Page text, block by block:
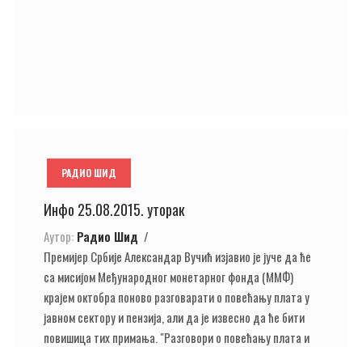
РАДИО ШИД
Инфо 25.08.2015. уторак
Аутор: Радио Шид
Премијер Србије Александар Вучић изјавио је јуче да ће
са мисијом Међународног монетарног фонда (ММФ)
крајем октобра поново разговарати о повећању плата у
јавном сектору и пензија, али да је извесно да ће бити
повишица тих примања. "Разговори о повећању плата и